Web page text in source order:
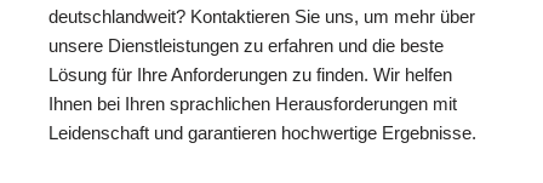
deutschlandweit? Kontaktieren Sie uns, um mehr über
unsere Dienstleistungen zu erfahren und die beste
Lösung für Ihre Anforderungen zu finden. Wir helfen
Ihnen bei Ihren sprachlichen Herausforderungen mit
Leidenschaft und garantieren hochwertige Ergebnisse.